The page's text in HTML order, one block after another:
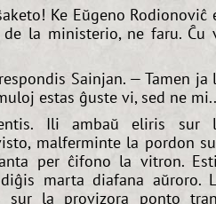
Ke Eŭgeno Rodionoviĉ
la ministerio, ne faru. Ĉu
Sainjan. — Tamen ja
estas ĝuste vi, sed ne
Ili ambaŭ eliris sur
malferminte la pordon
per ĉifono la vitron.
marta diafana aŭroro.
sur la provizora ponto